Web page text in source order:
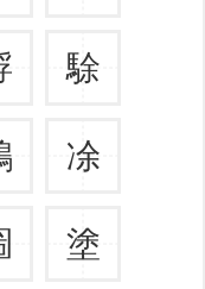
駼
凃
塗